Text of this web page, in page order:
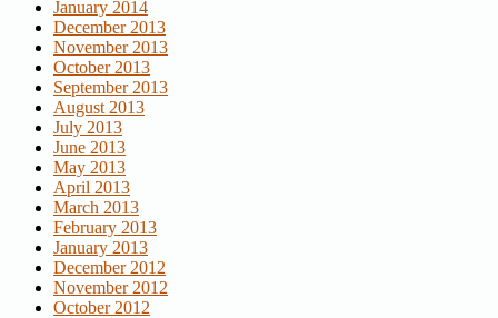
January 2014
December 2013
November 2013
October 2013
September 2013
August 2013
July 2013
June 2013
May 2013
April 2013
March 2013
February 2013
January 2013
December 2012
November 2012
October 2012